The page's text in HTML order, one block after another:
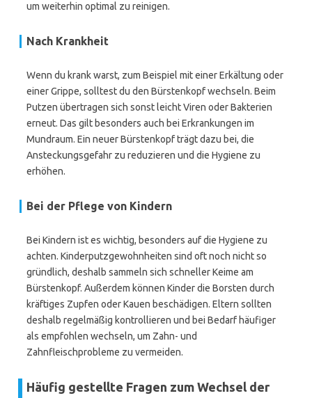
um weiterhin optimal zu reinigen.
Nach Krankheit
Wenn du krank warst, zum Beispiel mit einer Erkältung oder
einer Grippe, solltest du den Bürstenkopf wechseln. Beim
Putzen übertragen sich sonst leicht Viren oder Bakterien
erneut. Das gilt besonders auch bei Erkrankungen im
Mundraum. Ein neuer Bürstenkopf trägt dazu bei, die
Ansteckungsgefahr zu reduzieren und die Hygiene zu
erhöhen.
Bei der Pflege von Kindern
Bei Kindern ist es wichtig, besonders auf die Hygiene zu
achten. Kinderputzgewohnheiten sind oft noch nicht so
gründlich, deshalb sammeln sich schneller Keime am
Bürstenkopf. Außerdem können Kinder die Borsten durch
kräftiges Zupfen oder Kauen beschädigen. Eltern sollten
deshalb regelmäßig kontrollieren und bei Bedarf häufiger
als empfohlen wechseln, um Zahn- und
Zahnfleischprobleme zu vermeiden.
Häufig gestellte Fragen zum Wechsel der